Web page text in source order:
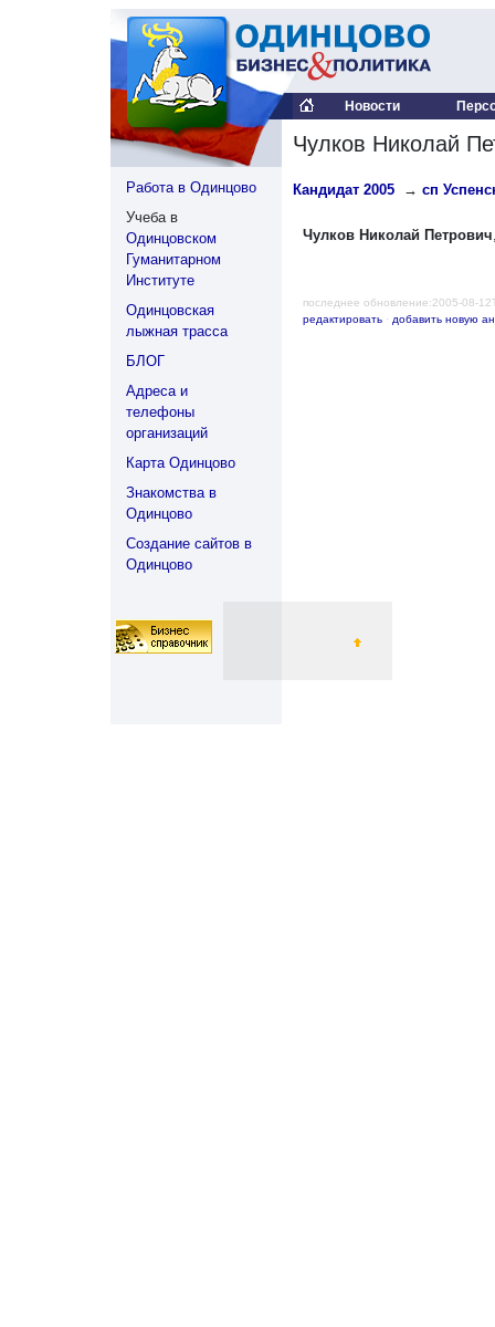
Новости
Работа в Одинцово
Учеба в
Одинцовском
Гуманитарном
Институте
Одинцовская
лыжная трасса
БЛОГ
Адреса и
телефоны
организаций
Карта Одинцово
Знакомства в
Одинцово
Создание сайтов в
Одинцово
Чулков Николай
Кандидат 2005 → сп
Чулков Николай Петрович
последнее обновление:2005-08-
редактировать · добавить новую